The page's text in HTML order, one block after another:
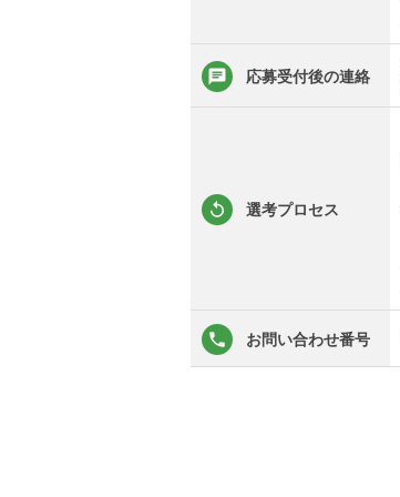
応募受付後の連絡
選考プロセス
お問い合わせ番号